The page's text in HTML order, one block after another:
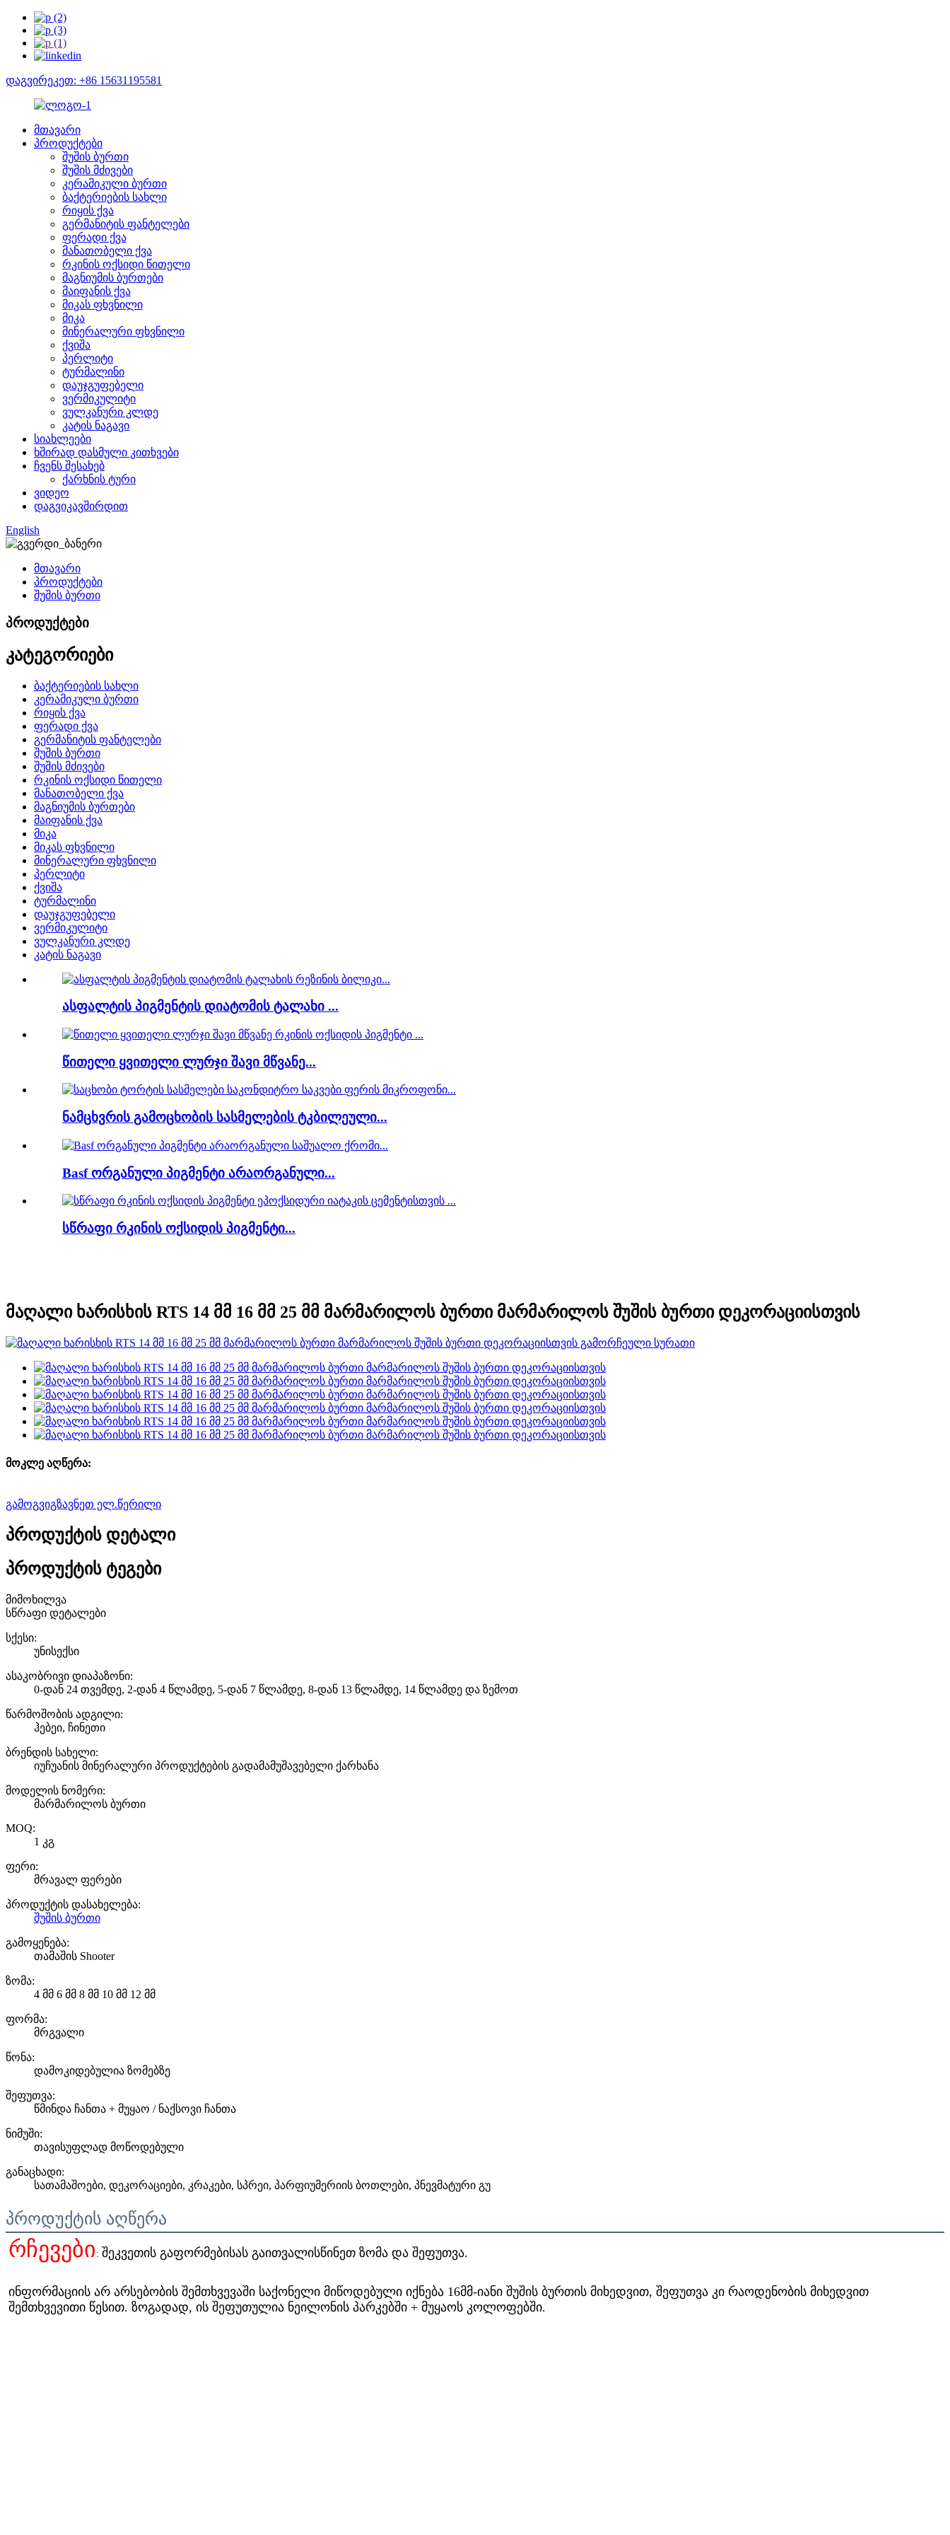
დაგვირეკეთ: +86 15631195581
მთავარი
პროდუქტები
შუშის ბურთი
შუშის მძივები
კერამიკული ბურთი
ბაქტერიების სახლი
რიყის ქვა
გერმანიტის ფანტელები
ფერადი ქვა
მანათობელი ქვა
რკინის ოქსიდი წითელი
მაგნიუმის ბურთები
მაიფანის ქვა
მიკას ფხვნილი
მიკა
მინერალური ფხვნილი
ქვიშა
პერლიტი
ტურმალინი
დაუჯგუფებელი
ვერმიკულიტი
ვულკანური კლდე
კატის ნაგავი
სიახლეები
ხშირად დასმული კითხვები
ჩვენს შესახებ
ქარხნის ტური
ვიდეო
დაგვიკავშირდით
English
მთავარი
პროდუქტები
შუშის ბურთი
პროდუქტები
კატეგორიები
ბაქტერიების სახლი
კერამიკული ბურთი
რიყის ქვა
ფერადი ქვა
გერმანიტის ფანტელები
შუშის ბურთი
შუშის მძივები
რკინის ოქსიდი წითელი
მანათობელი ქვა
მაგნიუმის ბურთები
მაიფანის ქვა
მიკა
მიკას ფხვნილი
მინერალური ფხვნილი
პერლიტი
ქვიშა
ტურმალინი
დაუჯგუფებელი
ვერმიკულიტი
ვულკანური კლდე
კატის ნაგავი
ასფალტის პიგმენტის დიატომის ტალახი ...
წითელი ყვითელი ლურჯი შავი მწვანე...
ნამცხვრის გამოცხობის სასმელების ტკბილეული...
Basf ორგანული პიგმენტი არაორგანული...
სწრაფი რკინის ოქსიდის პიგმენტი...
მაღალი ხარისხის RTS 14 მმ 16 მმ 25 მმ მარმარილოს ბურთი მარმარილოს შუშის ბურთი დეკორაციისთვის
მოკლე აღწერა:
გამოგვიგზავნეთ ელ.წერილი
პროდუქტის დეტალი
პროდუქტის ტეგები
მიმოხილვა
სწრაფი დეტალები
სქესი:
უნისექსი
ასაკობრივი დიაპაზონი:
0-დან 24 თვემდე, 2-დან 4 წლამდე, 5-დან 7 წლამდე, 8-დან 13 წლამდე, 14 წლამდე და ზემოთ
წარმოშობის ადგილი:
ჰებეი, ჩინეთი
ბრენდის სახელი:
იუჩუანის მინერალური პროდუქტების გადამამუშავებელი ქარხანა
მოდელის ნომერი:
მარმარილოს ბურთი
MOQ:
1 კგ
ფერი:
მრავალ ფერები
პროდუქტის დასახელება:
შუშის ბურთი
გამოყენება:
თამაშის Shooter
ზომა:
4 მმ 6 მმ 8 მმ 10 მმ 12 მმ
ფორმა:
მრგვალი
წონა:
დამოკიდებულია ზომებზე
შეფუთვა:
წმინდა ჩანთა + მუყაო / ნაქსოვი ჩანთა
ნიმუში:
თავისუფლად მოწოდებული
განაცხადი:
სათამაშოები, დეკორაციები, კრაკები, სპრეი, პარფიუმერიის ბოთლები, პნევმატური გუ
პროდუქტის აღწერა
რჩევები : შეკვეთის გაფორმებისას გაითვალისწინეთ ზომა და შეფუთვა.
ინფორმაციის არ არსებობის შემთხვევაში საქონელი მიწოდებული იქნება 16მმ-იანი შუშის ბურთის მიხედვით, შეფუთვა კი რაოდენობის მიხედვით
შემთხვევითი წესით. ზოგადად, ის შეფუთულია ნეილონის პარკებში + მუყაოს კოლოფებში.